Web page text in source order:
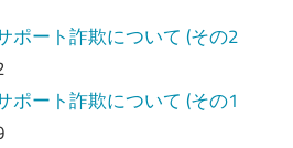
ポート詐欺について (その2
ポート詐欺について (その1